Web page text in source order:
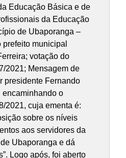
Educação Básica e de
da Educação
de Ubaporanga –
prefeito municipal
votação do
2021; Mensagem de
presidente Fernando
encaminhando o
2021, cuja ementa é:
sobre os níveis
aos servidores da
Ubaporanga e dá
Logo após, foi aberto